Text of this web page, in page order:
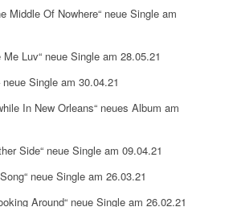
Middle Of Nowhere“ neue Single am
Me Luv“ neue Single am 28.05.21
neue Single am 30.04.21
In New Orleans“ neues Album am
Side“ neue Single am 09.04.21
neue Single am 26.03.21
Around“ neue Single am 26.02.21